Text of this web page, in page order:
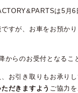
は5月6
すが、お車をお預か
からのお受付となるこ
お引き取りもお承り
だきますよう ご協力